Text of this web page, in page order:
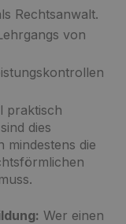
Rechtsanwalt.
von
praktisch
dies
mindestens die
Wer einen